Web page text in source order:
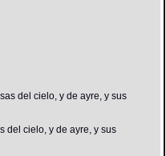
del cielo, y de ayre, y sus
del cielo, y de ayre, y sus